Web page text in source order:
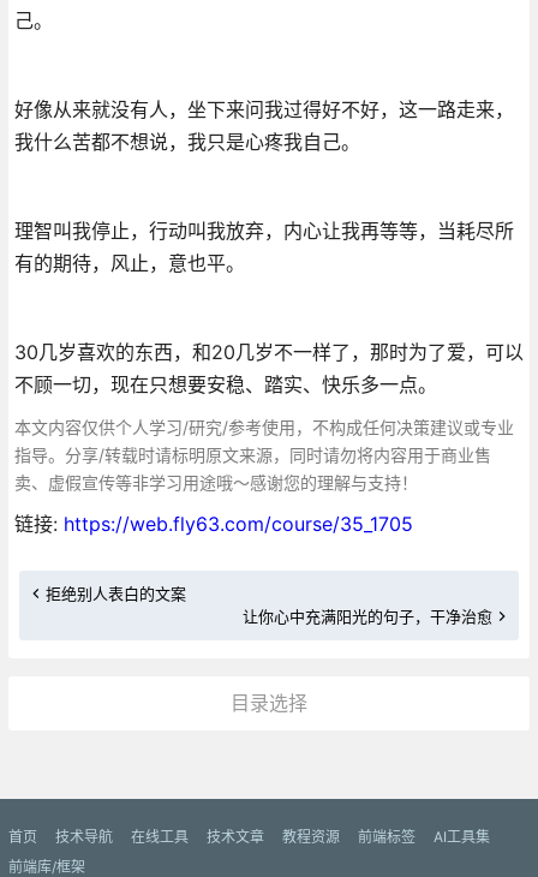
己。
好像从来就没有人，坐下来问我过得好不好，这一路走来，
我什么苦都不想说，我只是心疼我自己。
理智叫我停止，行动叫我放弃，内心让我再等等，当耗尽所
有的期待，风止，意也平。
30几岁喜欢的东西，和20几岁不一样了，那时为了爱，可以
不顾一切，现在只想要安稳、踏实、快乐多一点。
本文内容仅供个人学习/研究/参考使用，不构成任何决策建议或专业
指导。分享/转载时请标明原文来源，同时请勿将内容用于商业售
卖、虚假宣传等非学习用途哦～感谢您的理解与支持！
链接: https://web.fly63.com/course/35_1705
拒绝别人表白的文案
让你心中充满阳光的句子，干净治愈
目录选择
首页 技术导航 在线工具 技术文章 教程资源 前端标签
AI工具集
前端库/框架